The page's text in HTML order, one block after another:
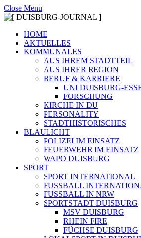
Close Menu
HOME
AKTUELLES
KOMMUNALES
AUS IHREM STADTTEIL
AUS IHRER REGION
BERUF & KARRIERE
UNI DUISBURG-
FORSCHUNG
KIRCHE IN DU
PERSONALITY
STADTHISTORISCHES
BLAULICHT
POLIZEI IM EINSATZ
FEUERWEHR IM EINSATZ
WAPO DUISBURG
SPORT
SPORT INTERNATIONAL
FUSSBALL
FUSSBALL IN NRW
SPORTSTADT DUISBURG
MSV DUISBURG
RHEIN FIRE
FÜCHSE DUISBURG